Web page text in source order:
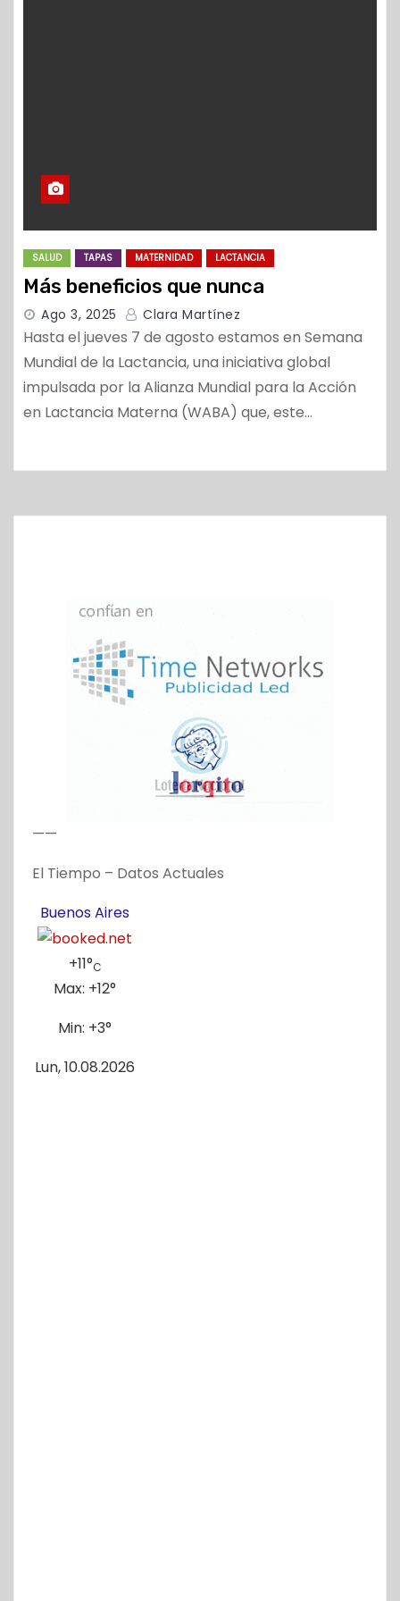
SALUD TAPAS MATERNIDAD LACTANCIA
Más beneficios que nunca
Ago 3, 2025 Clara Martínez
Hasta el jueves 7 de agosto estamos en Semana
Mundial de la Lactancia, una iniciativa global
impulsada por la Alianza Mundial para la Acción
en Lactancia Materna (WABA) que, este…
——
El Tiempo – Datos Actuales
Buenos Aires
+11°C
Max: +12°
Min: +3°
Lun, 10.08.2026